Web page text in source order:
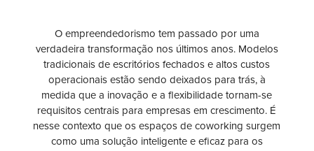
O empreendedorismo tem passado por uma
verdadeira transformação nos últimos anos. Modelos
tradicionais de escritórios fechados e altos custos
operacionais estão sendo deixados para trás, à
medida que a inovação e a flexibilidade tornam-se
requisitos centrais para empresas em crescimento. É
nesse contexto que os espaços de coworking surgem
como uma solução inteligente e eficaz para os